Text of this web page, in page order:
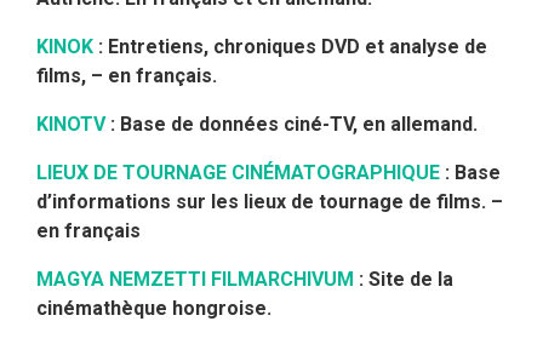
KINOK : Entretiens, chroniques DVD et analyse de
films, – en français.
KINOTV: Base de données ciné-TV, en allemand.
LIEUX DE TOURNAGE CINÉMATOGRAPHIQUE : Base
d’informations sur les lieux de tournage de films. –
en français
MAGYA NEMZETTI FILMARCHIVUM : Site de la
cinémathèque hongroise.